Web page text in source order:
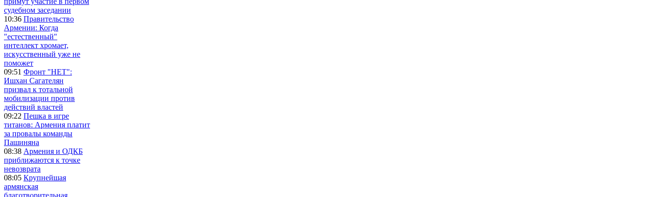
судебном заседании
10:36 Правительство
Армении: Когда
"естественный"
интеллект хромает,
искусственный уже не
поможет
09:51 Фронт "НЕТ":
Ишхан Сагателян
призвал к тотальной
мобилизации против
действий властей
09:22 Пешка в игре
титанов: Армения платит
за провалы команды
Пашиняна
08:38 Армения и ОДКБ
приближаются к точке
невозврата
08:05 Крупнейшая
армянская
благотворительная